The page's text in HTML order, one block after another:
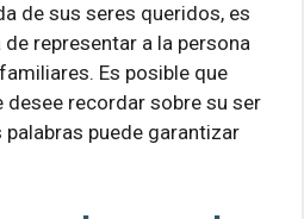
de sus seres queridos, es
representar a la persona
Es posible que
desee recordar sobre su ser
puede garantizar